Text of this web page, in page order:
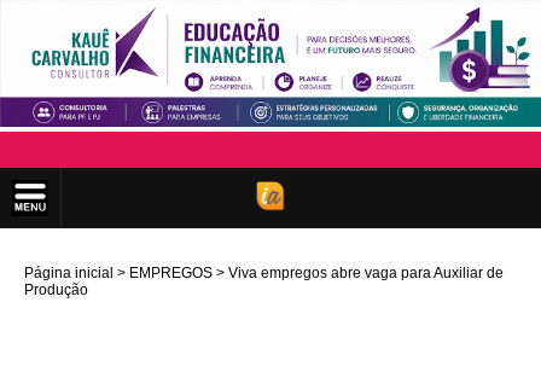
Página inicial EMPREGOS
Viva empregos abre vaga para Auxiliar de
Produção